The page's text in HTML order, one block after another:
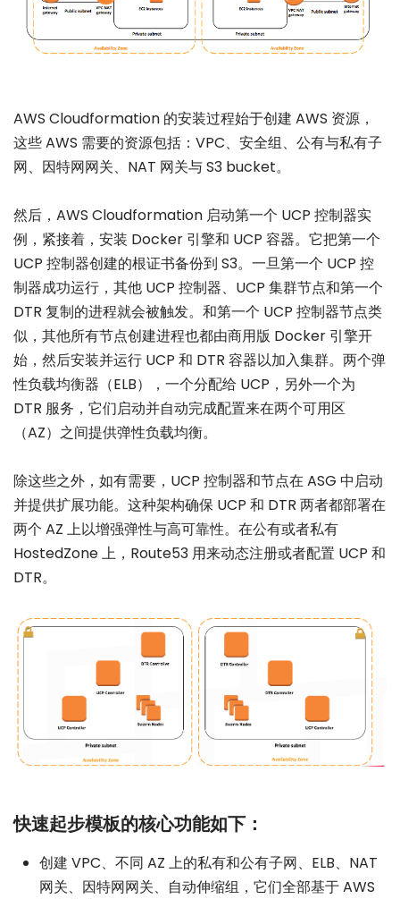
AWS Cloudformation 的安装过程始于创建 AWS 资源，
这些 AWS 需要的资源包括：VPC、安全组、公有与私有子
网、因特网网关、NAT 网关与 S3 bucket。
然后，AWS Cloudformation 启动第一个 UCP 控制器实
例，紧接着，安装 Docker 引擎和 UCP 容器。它把第一个
UCP 控制器创建的根证书备份到 S3。一旦第一个 UCP 控
制器成功运行，其他 UCP 控制器、UCP 集群节点和第一个
DTR 复制的进程就会被触发。和第一个 UCP 控制器节点类
似，其他所有节点创建进程也都由商用版 Docker 引擎开
始，然后安装并运行 UCP 和 DTR 容器以加入集群。两个弹
性负载均衡器（ELB），一个分配给 UCP，另外一个为
DTR 服务，它们启动并自动完成配置来在两个可用区
（AZ）之间提供弹性负载均衡。
除这些之外，如有需要，UCP 控制器和节点在 ASG 中启动
并提供扩展功能。这种架构确保 UCP 和 DTR 两者都部署在
两个 AZ 上以增强弹性与高可靠性。在公有或者私有
HostedZone 上，Route53 用来动态注册或者配置 UCP 和
DTR。
快速起步模板的核心功能如下：
创建 VPC、不同 AZ 上的私有和公有子网、ELB、NAT
网关、因特网网关、自动伸缩组，它们全部基于 AWS